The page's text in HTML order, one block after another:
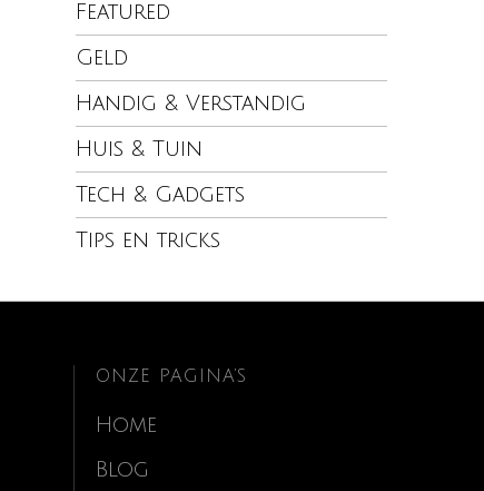
Featured
Geld
Handig & Verstandig
Huis & Tuin
Tech & Gadgets
Tips en tricks
ONZE PAGINA’S
Home
Blog